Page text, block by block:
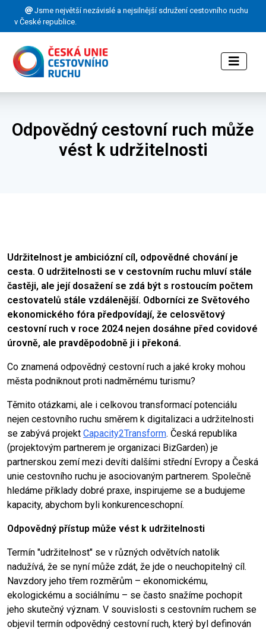
Jsme největší nezávislé a nejsilnější sdružení cestovního ruchu
v České republice.
Odpovědný cestovní ruch může
vést k udržitelnosti
Udržitelnost je ambiciózní cíl, odpovědné chování je
cesta. O udržitelnosti se v cestovním ruchu mluví stále
častěji, ale její dosažení se zdá být s rostoucím počtem
cestovatelů stále vzdálenější. Odborníci ze Světového
ekonomického fóra předpovídají, že celosvětový
cestovní ruch v roce 2024 nejen dosáhne před covidové
úrovně, ale pravděpodobně ji i překoná.
Co znamená odpovědný cestovní ruch a jaké kroky mohou
města podniknout proti nadměrnému turismu?
Těmito otázkami, ale i celkovou transformací potenciálu
nejen cestovního ruchu směrem k digitalizaci a udržitelnosti
se zabývá projekt Capacity2Transform. Česká republika
(projektovým partnerem je organizaci BizGarden) je
partnerskou zemí mezi devíti dalšími střední Evropy a Česká
unie cestovního ruchu je asociovaným partnerem. Společně
hledáme příklady dobré praxe, inspirujeme se a budujeme
kapacity, abychom byli konkurenceschopní.
Odpovědný přístup může vést k udržitelnosti
Termín "udržitelnost" se v různých odvětvích natolik
nadužívá, že se nyní může zdát, že jde o neuchopitelný cíl.
Navzdory jeho třem rozměrům – ekonomickému,
ekologickému a sociálnímu – se často snažíme pochopit
jeho skutečný význam. V souvislosti s cestovním ruchem se
objevil termín odpovědný cestovní ruch, který byl definován